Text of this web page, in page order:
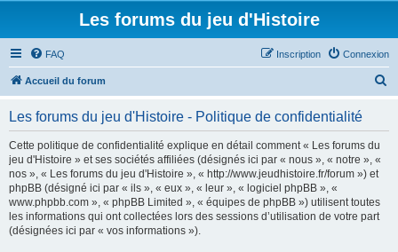
Les forums du jeu d'Histoire
FAQ Connexion
Inscription
Accueil du forum
Les forums du jeu d'Histoire - Politique de confidentialité
Cette politique de confidentialité explique en détail comment « Les forums du
jeu d'Histoire » et ses sociétés affiliées (désignés ici par « nous », « notre », «
nos », « Les forums du jeu d'Histoire », « http://www.jeudhistoire.fr/forum ») et
phpBB (désigné ici par « ils », « eux », « leur », « logiciel phpBB », «
www.phpbb.com », « phpBB Limited », « équipes de phpBB ») utilisent toutes
les informations qui ont collectées lors des sessions d’utilisation de votre part
(désignées ici par « vos informations »).